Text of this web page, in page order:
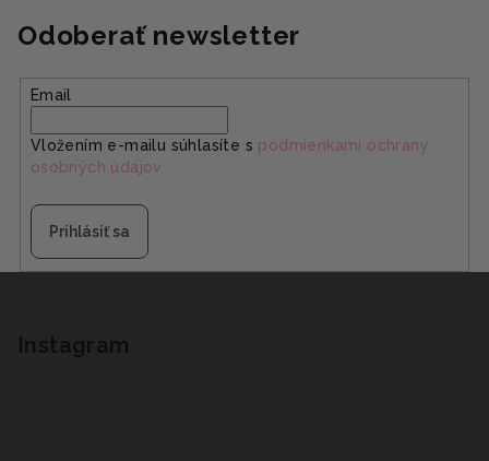
Odoberať newsletter
Email
Vložením e-mailu súhlasíte s podmienkami ochrany
osobných údajov
Prihlásiť sa
Instagram